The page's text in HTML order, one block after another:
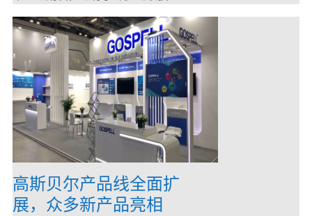
高斯贝尔产品线全面扩
展，众多新产品亮相